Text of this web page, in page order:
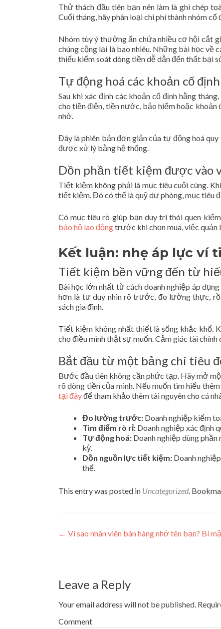
Thử thách đầu tiên bạn nên làm là ghi chép
Cuối tháng, hãy phân loại chi phí thành nhóm
Nhóm tùy ý thường ẩn chứa nhiều cơ hội cắt
chúng cộng lại là bao nhiêu. Những bài học về
thiếu kiểm soát dòng tiền dễ dẫn đến thất bại
Tự động hoá các khoản cố
Sau khi xác định các khoản cố định hằng
cho tiền điện, tiền nước, bảo hiểm hoặc khoản
nhớ.
Đây là phiên bản đơn giản của tự động hoá
được xử lý bằng hệ thống.
Dồn phần tiết kiệm được vào
Tiết kiệm không phải là mục tiêu cuối cùng.
tiết kiệm. Đó có thể là quỹ dự phòng, mục tiêu
Có mục tiêu rõ giúp bạn duy trì thói quen
bảo hộ lao độngtrước khi chọn mua, việc quản
Kết luận: nhẹ áp lực ví
Tiết kiệm bền vững đến từ
Bài học lớn nhất từ cách doanh nghiệp áp
hơn là tư duy nhìn rõ trước, đo lường thực,
sách gia đình.
Tiết kiệm không nhất thiết là sống khắc khổ.
cho điều mình thật sự muốn. Cảm giác tài
Bắt đầu từ một bảng chi tiêu
Bước đầu tiên không cần phức tạp. Hãy mở
rõ dòng tiền của mình. Nếu muốn tìm hiểu
tại đâyđể tham khảo thêm tài nguyên cho cá
Đo lường trước: Doanh nghiệp kiểm
Tìm điểm rò rỉ: Doanh nghiệp xác định
Tự động hoá: Doanh nghiệp dùng
kỳ.
Dồn nguồn lực tiết kiệm: Doanh
thể.
This entry was posted in Uncategorized.
Post navigation
← Vì sao nhân viên bán hàng nhớ tên bạn? Bí
Leave a Reply
Your email address will not be published.
Comment